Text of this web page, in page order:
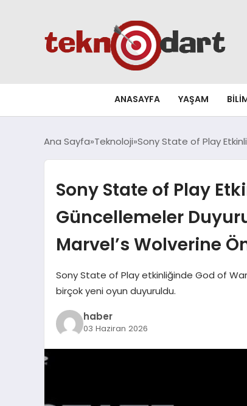
ANASAYFA YAŞAM
Ana Sayfa Teknoloji Sony State of Play
Sony State of Play
Güncellemeler
Marvel’s Wolverine
Sony State of Play etkinliğinde God of
birçok yeni oyun duyuruldu.
haber
03 Haziran 2026